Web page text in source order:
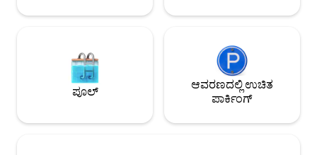
ಪೂಲ್
ಆವರಣದಲ್ಲಿ ಉಚಿತ
ಪಾರ್ಕಿಂಗ್